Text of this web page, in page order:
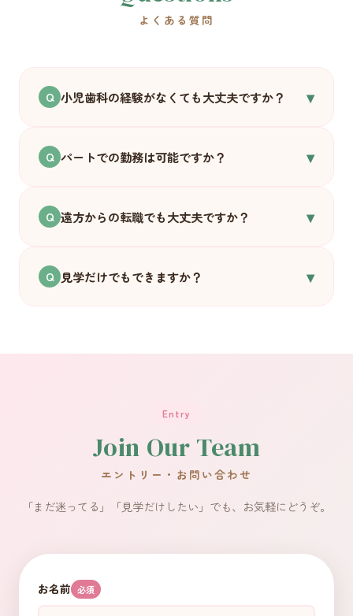
よくある質問
Q 小児歯科の経験がなくても大丈夫ですか？ ▾
でしっかりお伝えします。むしろ「子どもが好
Q パートでの勤務は可能ですか？ ▾
庭の都合に合わせた働き方も、できる限り対応
Q 遠方からの転職でも大丈夫ですか？ ▾
もご用意しています。富山への移住を考えてい
Q 見学だけでもできますか？ ▾
Entry
Join Our Team
エントリー・お問い合わせ
「まだ迷ってる」「見学だけしたい」でも、お気軽にどうぞ。
お名前 必須